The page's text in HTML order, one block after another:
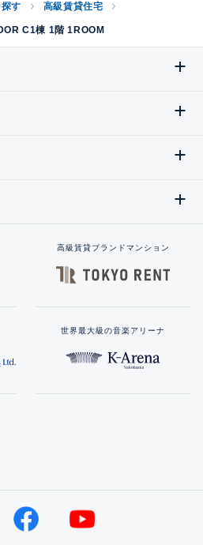
す 高級賃貸住宅
C1棟 1階 1ROOM
高級賃貸ブランドマンション
世界最大級の音楽アリーナ